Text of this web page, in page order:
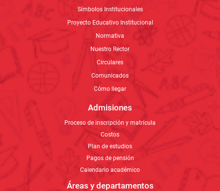
Símbolos Institucionales
Proyecto Educativo Institucional
Normativa
Nuestro Rector
Circulares
Comunicados
Cómo llegar
Admisiones
Proceso de inscripción y matrícula
Costos
Plan de estudios
Pagos de pensión
Calendario académico
Áreas y departamentos